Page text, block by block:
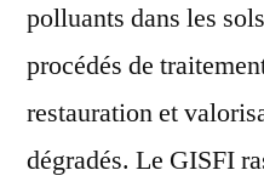
polluants dans les
procédés de
restauration et
dégradés. Le GISFI